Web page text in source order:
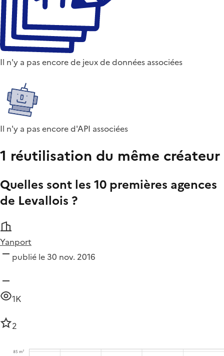
Il n'y a pas encore de jeux de données associées
Il n'y a pas encore d'API associées
1 réutilisation du même créateur
Quelles sont les 10 premières agences
de Levallois ?
Yanport
publié le 30 nov. 2016
1K
2